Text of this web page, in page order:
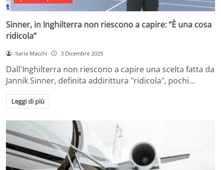
Sinner, in Inghilterra non riescono a capire: ”È una cosa
ridicola”
Ilaria Macchi 3 Dicembre 2025
Dall'Inghilterra non riescono a capire una scelta fatta da
Jannik Sinner, definita addirittura "ridicola", pochi…
Leggi di più